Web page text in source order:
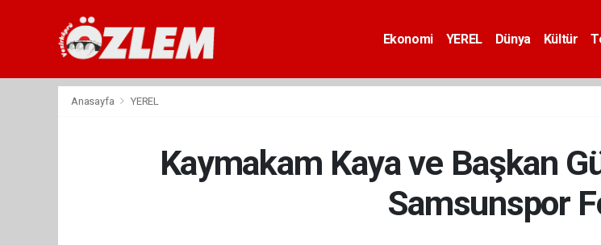
Ekonomi YEREL Dünya Kültür
Anasayfa YEREL
Kaymakam Kaya ve Başkan
Samsunspor